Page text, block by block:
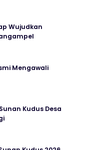
Wujudkan
Mengawali
Kudus Desa